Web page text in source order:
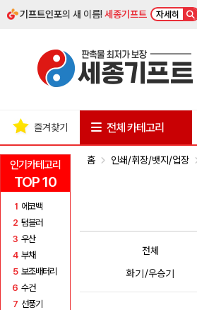
기프트인포의 새 이름!세종기프트 자세히
인기카테고리
TOP 10
1 에코백
2 텀블러
3 우산
4 부채
5 보조배터리
6 수건
7 선풍기
즐겨찾기 전체 카테고리
홈 인쇄/휘장/뱃지/업장
전체
화기/우승기